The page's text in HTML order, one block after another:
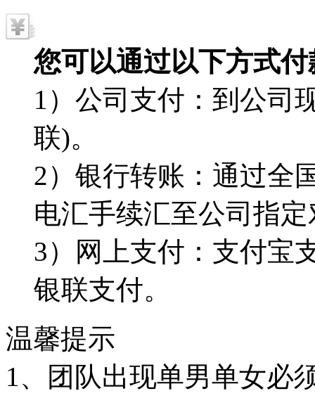
您可以通过以下方式付
1）公司支付：到公司
联)。
2）银行转账：通过全
电汇手续汇至公司指
3）网上支付：支付宝
银联支付。
温馨提示
1、团队出现单男单女必